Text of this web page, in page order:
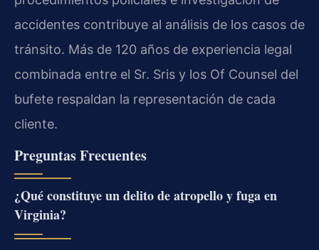
accidentes contribuye al análisis de los casos de
tránsito. Más de 120 años de experiencia legal
combinada entre el Sr. Sris y los Of Counsel del
bufete respaldan la representación de cada
cliente.
Preguntas Frecuentes
¿Qué constituye un delito de atropello y fuga en
Virginia?